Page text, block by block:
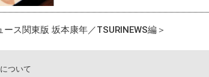
ース関東版 坂本康年／TSURINEWS編＞
ついて